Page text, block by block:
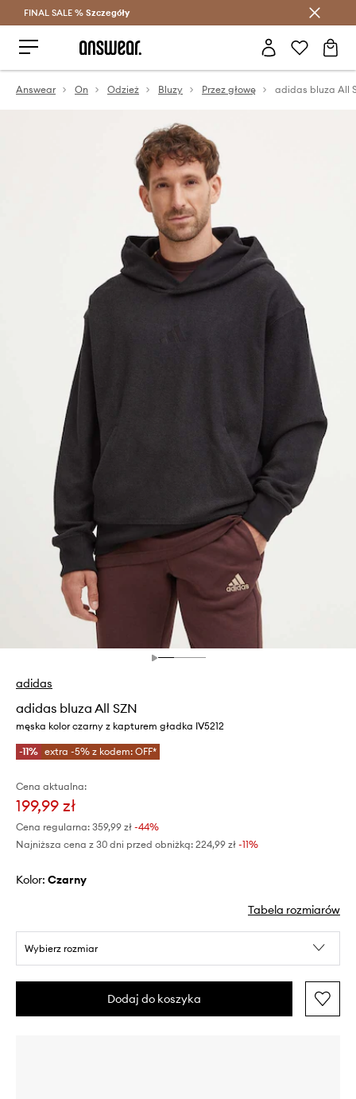
Oszczędzaj z Answear Club >
FINAL SALE % Szczegóły
Answear On Odzież Bluzy Przez głowę adidas bluza All
adidas
adidas bluza All SZN
męska kolor czarny z kapturem gładka IV5212
-11% extra -5% z kodem: OFF*
Cena aktualna:
199,99 zł
Cena regularna: 359,99 zł -44%
Najniższa cena z 30 dni przed obniżką: 224,99 zł -11%
Kolor: czarny
Tabela rozmiarów
Wybierz rozmiar
Dodaj do koszyka